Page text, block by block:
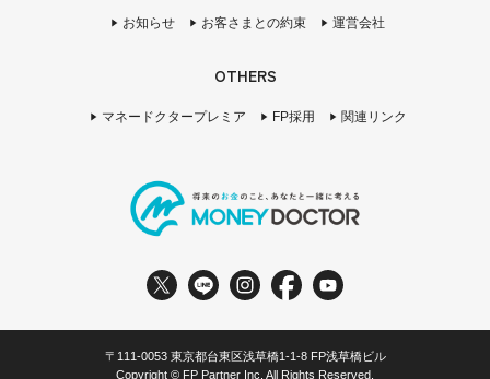
お知らせ お客さまとの約束 運営会社
OTHERS
マネードクタープレミア FP採用 関連リンク
〒111-0053 東京都台東区浅草橋1-1-8 FP浅草橋ビル
Copyright © FP Partner Inc. All Rights Reserved.